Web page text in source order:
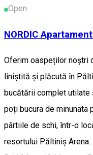
Open
NORDIC
Oferim oaspeților noștri
liniștită și plăcută în
bucătării complet utilate
poți bucura de minunata
pârtiile de schi, într-o
resortului Păltiniș Arena.